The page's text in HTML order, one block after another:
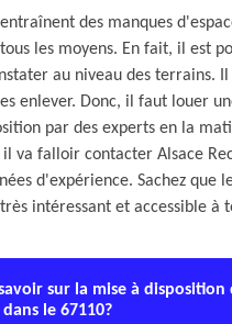
entraînent des manques
les moyens. En fait, il est
au niveau des terrains.
enlever. Donc, il faut louer
par des experts en la
il va falloir contacter Alsace
d'expérience. Sachez que
intéressant et accessible à
sur la mise à disposition
le 67110?